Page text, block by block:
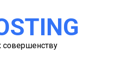
совершенству